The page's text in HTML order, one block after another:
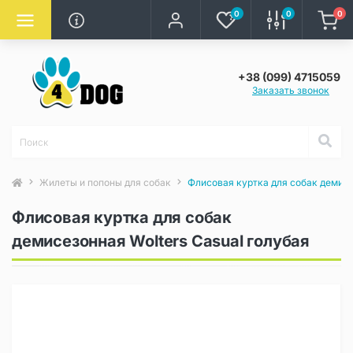
0 0 0
+38 (099) 4715059
Заказать звонок
Жилеты и попоны для собак Флисовая куртка для собак
Флисовая куртка для собак
демисезонная Wolters Casual голубая